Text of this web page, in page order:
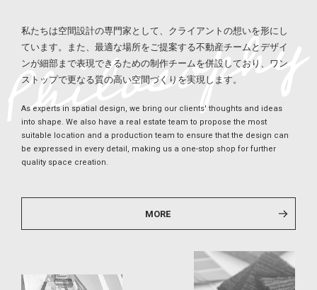
私たちは空間設計の専門家として、クライアントの想いを形にし
ています。また、最適な場所をご提案する不動産チームとデザイ
ンが細部まで表現できるための制作チームを併設しており、ワン
ストップで更なる質の高い空間づくりを実現します。
As experts in spatial design, we bring our clients' thoughts and ideas
into shape. We also have a real estate team to propose the most
suitable location and a production team to ensure that the design can
be expressed in every detail, making us a one-stop shop for further
quality space creation.
MORE